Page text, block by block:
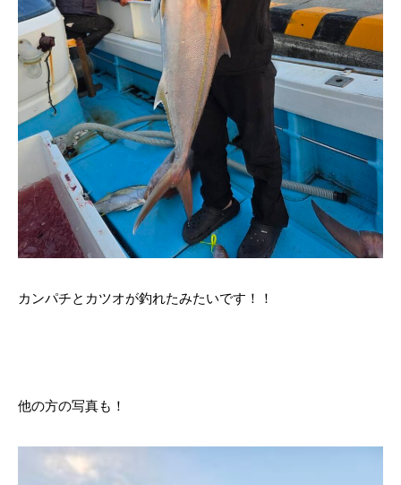
カンパチとカツオが釣れたみたいです！！
他の方の写真も！